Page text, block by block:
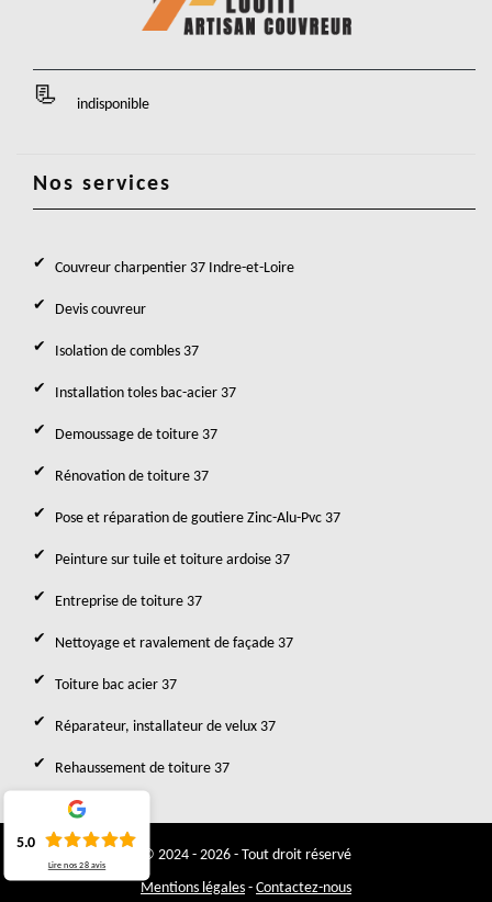
indisponible
Nos services
Couvreur charpentier 37 Indre-et-Loire
Devis couvreur
Isolation de combles 37
Installation toles bac-acier 37
Demoussage de toiture 37
Rénovation de toiture 37
Pose et réparation de goutiere Zinc-Alu-Pvc 37
Peinture sur tuile et toiture ardoise 37
Entreprise de toiture 37
Nettoyage et ravalement de façade 37
Toiture bac acier 37
Réparateur, installateur de velux 37
Rehaussement de toiture 37
© 2024 - 2026 - Tout droit réservé
Mentions légales - Contactez-nous
5.0
Lire nos28 avis